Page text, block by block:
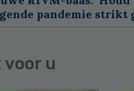
pandemie strikt
u